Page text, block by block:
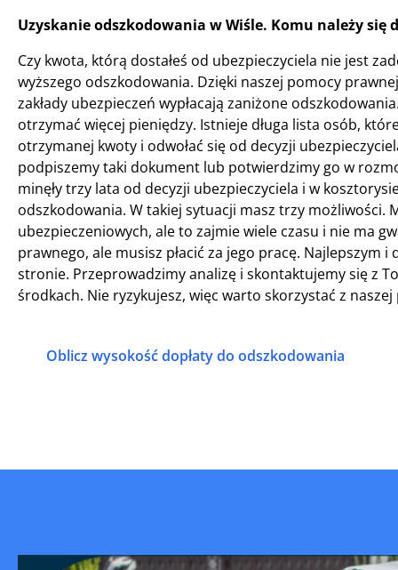
Uzyskanie odszkodowania w Wiśle. Komu należy się
Czy kwota, którą dostałeś od ubezpieczyciela nie jest
wyższego odszkodowania. Dzięki naszej pomocy
zakłady ubezpieczeń wypłacają zaniżone
otrzymać więcej pieniędzy. Istnieje długa lista osób,
otrzymanej kwoty i odwołać się od decyzji
podpiszemy taki dokument lub potwierdzimy go w
minęły trzy lata od decyzji ubezpieczyciela i w
odszkodowania. W takiej sytuacji masz trzy
ubezpieczeniowych, ale to zajmie wiele czasu i nie ma
prawnego, ale musisz płacić za jego pracę.
stronie. Przeprowadzimy analizę i skontaktujemy się z
środkach. Nie ryzykujesz, więc warto skorzystać z
Oblicz wysokość dopłaty do odszkodowania